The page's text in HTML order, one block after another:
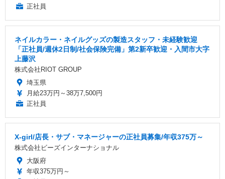
正社員
ネイルカラー・ネイルグッズの製造スタッフ・未経験歓迎
「正社員/週休2日制/社会保険完備」第2新卒歓迎・入間市大字
上藤沢
株式会社RIOT GROUP
埼玉県
月給23万円～38万7,500円
正社員
X-girl/店長・サブ・マネージャーの正社員募集/年収375万～
株式会社ビーズインターナショナル
大阪府
年収375万円～